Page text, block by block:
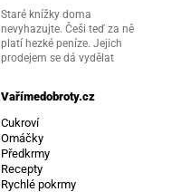
Staré knížky doma
nevyhazujte. Češi teď za ně
platí hezké peníze. Jejich
prodejem se dá vydělat
Vařímedobroty.cz
Cukroví
Omáčky
Předkrmy
Recepty
Rychlé pokrmy